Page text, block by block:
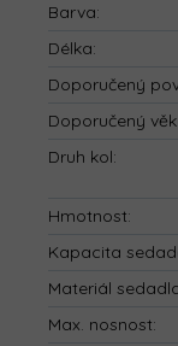
Barva:
Délka:
Doporučený
Doporučený věk
Druh kol:
Hmotnost:
Kapacita
Materiál
Max. nosnost: